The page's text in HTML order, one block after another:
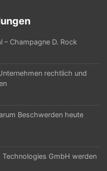
– Champagne D. Rock
rechtlich und
Beschwerden heute
Technologies GmbH werden